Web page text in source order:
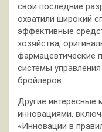
свои последние
охватили широкий
эффективные
хозяйства,
фармацевтические
системы
бройлеров.
Другие интересные
инновациями,
«Инновации в